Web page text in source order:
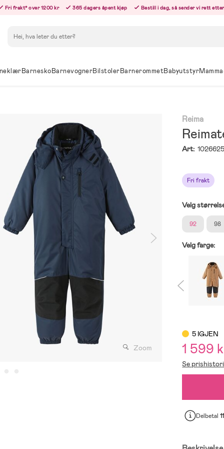
Fri frakt* over 1200 kr 365 dagers åpent kjøp Bestill i dag, så sender vi rett
BarneskoBarnevognerBilstolerBarnerommetBabyutstyrMamma
Zoom
Reima
Art:
Fri frakt
Velg
92 98
Velg farge:
5 IGJEN
1 599
Se
Delbetal